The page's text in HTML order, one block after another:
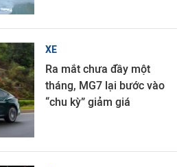
XE
Ra mắt chưa đầy một
tháng, MG7 lại bước vào
“chu kỳ” giảm giá